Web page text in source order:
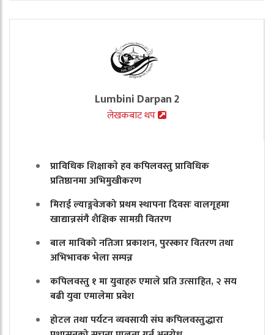
Lumbini Darpan 2
लेखकबाट थप
प्राविधिक शिक्षाकाे हव कपिलवस्तु प्राविधिक
प्रतिष्ठानमा अभिमुखीकरण
मिराई ल्याङ्गवेजको प्रथम स्थापना दिवसः वालगृहमा
खाद्यान्नसंगै शैक्षिक सामग्री वितरण
बाल माविको नतिजा प्रकाशन, पुरस्कार वितरण तथा
अभिभावक भेला सम्पन्न
कपिलवस्तु १ मा युवाहरु एमाले प्रति उत्साहित, २ सय
बढी युवा एमालेमा प्रवेश
होटल तथा पर्यटन व्यवसायी संघ कपिलवस्तुद्धारा